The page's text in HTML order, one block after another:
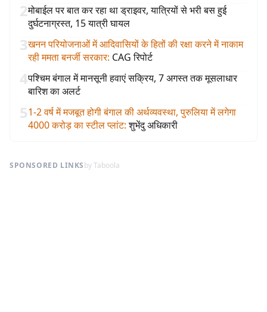
2मोबाईल पर बात कर रहा था ड्राइवर, यात्रियों से भरी बस हुई
दुर्घटनाग्रस्त, 15 यात्री घायल
3खनन परियोजनाओं में आदिवासियों के हितों की रक्षा करने में नाकाम
रही ममता बनर्जी सरकार: CAG रिपोर्ट
4पश्चिम बंगाल में मानसूनी हवाएं सक्रिय, 7 अगस्त तक मूसलाधार
बारिश का अलर्ट
51-2 वर्ष में मजबूत होगी बंगाल की अर्थव्यवस्था, पुरुलिया में लगेगा
4000 करोड़ का स्टील प्लांट: शुभेंदु अधिकारी
SPONSORED LINKSby Taboola